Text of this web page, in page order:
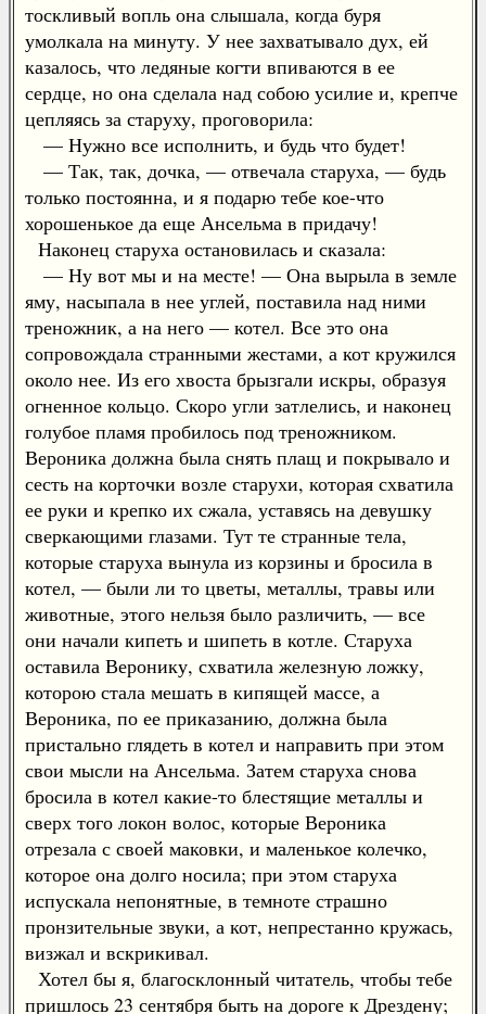
тоскливый вопль она слышала, когда буря
умолкала на минуту. У нее захватывало дух, ей
казалось, что ледяные когти впиваются в ее
сердце, но она сделала над собою усилие и, крепче
цепляясь за старуху, проговорила:
— Нужно все исполнить, и будь что будет!
— Так, так, дочка, — отвечала старуха, — будь
только постоянна, и я подарю тебе кое-что
хорошенькое да еще Ансельма в придачу!
Наконец старуха остановилась и сказала:
— Ну вот мы и на месте! — Она вырыла в земле
яму, насыпала в нее углей, поставила над ними
треножник, а на него — котел. Все это она
сопровождала странными жестами, а кот кружился
около нее. Из его хвоста брызгали искры, образуя
огненное кольцо. Скоро угли затлелись, и наконец
голубое пламя пробилось под треножником.
Вероника должна была снять плащ и покрывало и
сесть на корточки возле старухи, которая схватила
ее руки и крепко их сжала, уставясь на девушку
сверкающими глазами. Тут те странные тела,
которые старуха вынула из корзины и бросила в
котел, — были ли то цветы, металлы, травы или
животные, этого нельзя было различить, — все
они начали кипеть и шипеть в котле. Старуха
оставила Веронику, схватила железную ложку,
которою стала мешать в кипящей массе, а
Вероника, по ее приказанию, должна была
пристально глядеть в котел и направить при этом
свои мысли на Ансельма. Затем старуха снова
бросила в котел какие-то блестящие металлы и
сверх того локон волос, которые Вероника
отрезала с своей маковки, и маленькое колечко,
которое она долго носила; при этом старуха
испускала непонятные, в темноте страшно
пронзительные звуки, а кот, непрестанно кружась,
визжал и вскрикивал.
Хотел бы я, благосклонный читатель, чтобы тебе
пришлось 23 сентября быть на дороге к Дрездену;